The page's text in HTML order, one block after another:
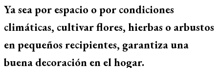
Ya sea por espacio o por condiciones
climáticas, cultivar flores, hierbas o arbustos
en pequeños recipientes, garantiza una
buena decoración en el hogar.